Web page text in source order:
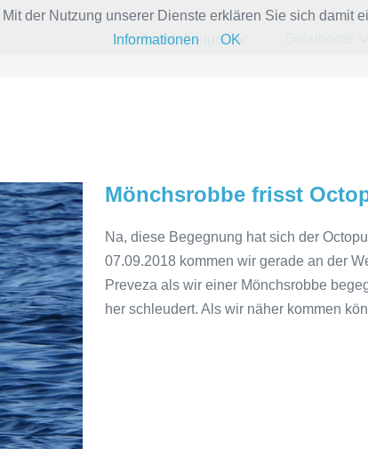
Ausstellungen
Mönchsrobbe frisst
Na, diese Begegnung hat sich der
07.09.2018 kommen wir gerade an der
Preveza als wir einer Mönchsrobbe
her schleudert. Als wir näher kommen
der Nutzung unserer Dienste erklären Sie sich damit
Informationen
OK